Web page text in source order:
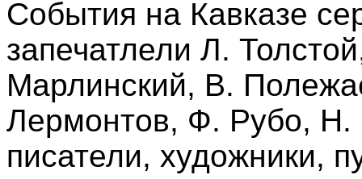
События на Кавказе
запечатлели Л.
Марлинский, В.
Лермонтов, Ф. Рубо, Н.
писатели, художники,